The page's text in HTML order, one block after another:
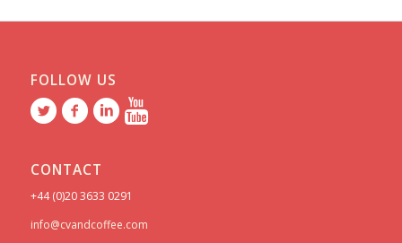
FOLLOW US
CONTACT
+44 (0)20 3633 0291
info@cvandcoffee.com